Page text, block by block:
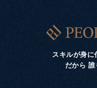
スキルが身に
だから 誰